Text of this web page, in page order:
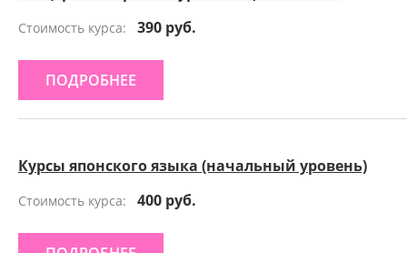
Стоимость курса: 390 руб.
ПОДРОБНЕЕ
Курсы японского языка (начальный уровень)
Стоимость курса: 400 руб.